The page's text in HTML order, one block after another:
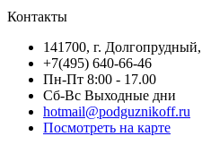
Контакты
141700, г.
+7(495) 640-66-46
Пн-Пт 8:00 - 17.00
Сб-Вс Выходные дни
hotmail@podguznikoff.ru
Посмотреть на карте